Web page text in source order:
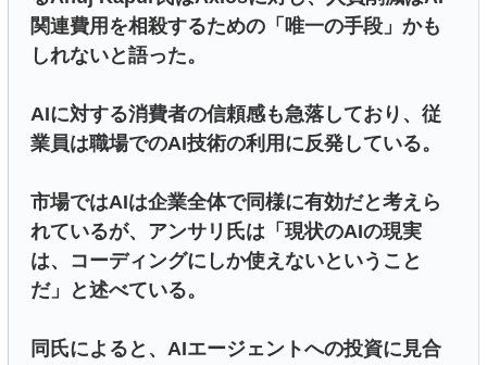
関連費用を相殺するための「唯一の手段」かも
しれないと語った。
AIに対する消費者の信頼感も急落しており、従
業員は職場でのAI技術の利用に反発している。
市場ではAIは企業全体で同様に有効だと考えら
れているが、アンサリ氏は「現状のAIの現実
は、コーディングにしか使えないということ
だ」と述べている。
同氏によると、AIエージェントへの投資に見合